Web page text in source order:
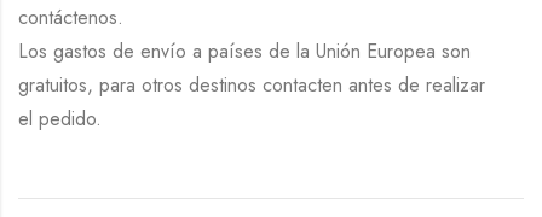
contáctenos.
Los gastos de envío a países de la Unión Europea son
gratuitos, para otros destinos contacten antes de realizar
el pedido.